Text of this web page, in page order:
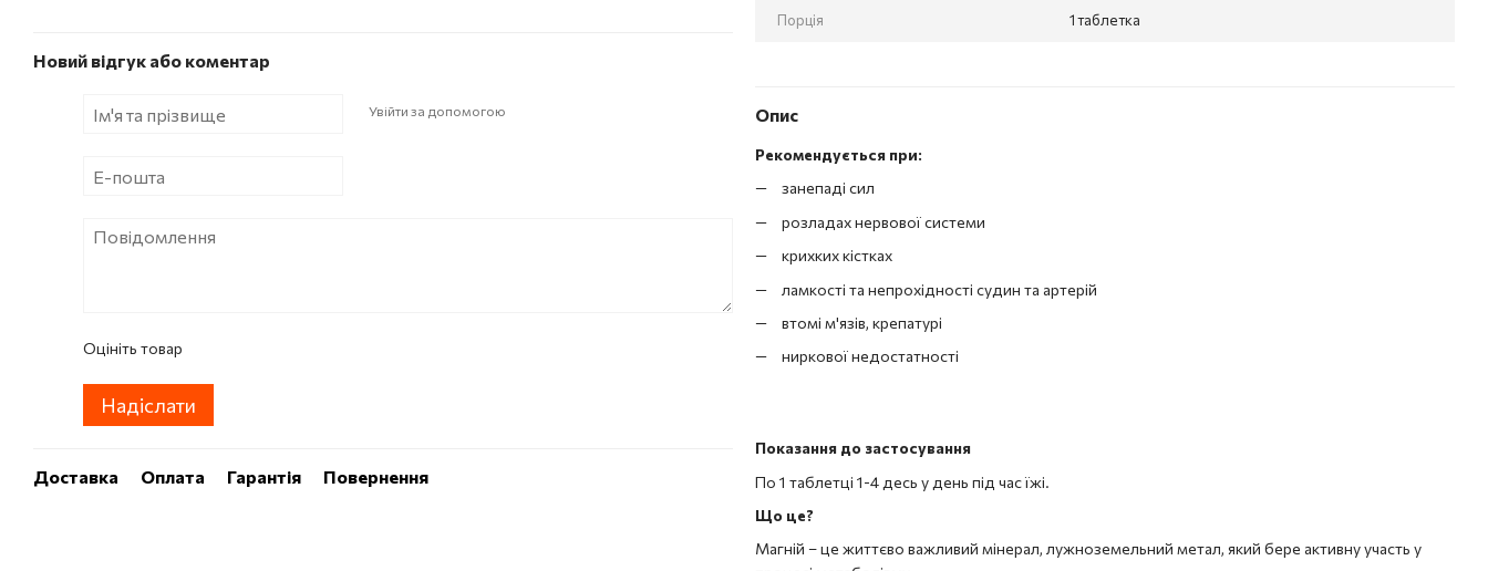
Новий відгук або коментар
Увійти за допомогою
Оцініть товар
Надіслати
Доставка Оплата Гарантія Повернення
Порція 1 таблетка
Опис
Рекомендується при:
занепаді сил
розладах нервової системи
крихких кістках
ламкості та непрохідності судин та артерій
втомі м'язів, крепатурі
ниркової недостатності
Показання до застосування
По 1 таблетці 1-4 десь у день під час їжі.
Що це?
Магній – це життєво важливий мінерал, лужноземельний метал, який бере активну участь у